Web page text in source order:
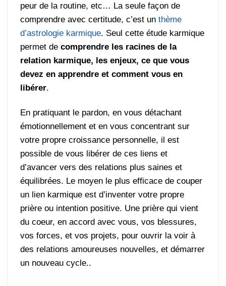
peur de la routine, etc… La seule façon de
comprendre avec certitude, c’est unthème
d’astrologie karmique. Seul cette étude karmique
permet decomprendre les racines de la
relation karmique, les enjeux, ce que vous
devez en apprendre et comment vous en
libérer.
En pratiquant le pardon, en vous détachant
émotionnellement et en vous concentrant sur
votre propre croissance personnelle, il est
possible de vous libérer de ces liens et
d’avancer vers des relations plus saines et
équilibrées. Le moyen le plus efficace de couper
un lien karmique est d’inventer votre propre
prière ou intention positive. Une prière qui vient
du coeur, en accord avec vous, vos blessures,
vos forces, et vos projets, pour ouvrir la voir à
des relations amoureuses nouvelles, et démarrer
un nouveau cycle..